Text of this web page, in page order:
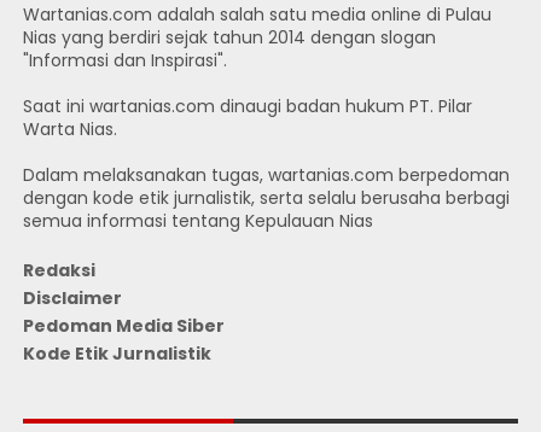
Wartanias.com adalah salah satu media online di Pulau
Nias yang berdiri sejak tahun 2014 dengan slogan
"Informasi dan Inspirasi".
Saat ini wartanias.com dinaugi badan hukum PT. Pilar
Warta Nias.
Dalam melaksanakan tugas, wartanias.com berpedoman
dengan kode etik jurnalistik, serta selalu berusaha berbagi
semua informasi tentang Kepulauan Nias
Redaksi
Disclaimer
Pedoman Media Siber
Kode Etik Jurnalistik